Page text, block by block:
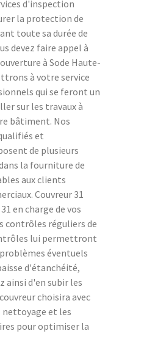
d'inspection
la protection de
toute sa durée de
devez faire appel à
à Sode Haute-
à votre service
qui se feront un
sur les travaux à
bâtiment. Nos
et
de plusieurs
la fourniture de
aux clients
Couvreur 31
en charge de vos
contrôles réguliers de
lui permettront
éventuels
d'étanchéité,
ainsi d'en subir les
choisira avec
nettoyage et les
pour optimiser la